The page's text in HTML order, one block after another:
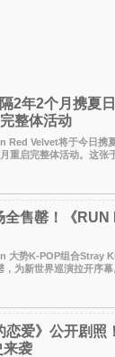
2年2个月携夏
整体活动
Velvet将于今日携
重启完整体活动。这张
音乐，收录了成员们想着
售罄！《RUN
势K-POP组合Stray
为新世界巡演拉开序
26日、29日及本月1至2
爱》公开剧照
来袭